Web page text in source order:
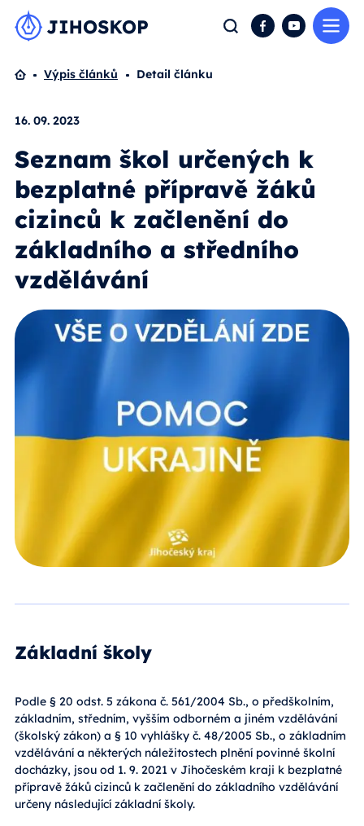
Hledat FacebookYouTube
Domů
Výpis článků Detail článku
16. 09. 2023
Seznam škol určených k
bezplatné přípravě žáků
cizinců k začlenění do
základního a středního
vzdělávání
Základní školy
Podle § 20 odst. 5 zákona č. 561/2004 Sb., o předškolním,
základním, středním, vyšším odborném a jiném vzdělávání
(školský zákon) a § 10 vyhlášky č. 48/2005 Sb., o základním
vzdělávání a některých náležitostech plnění povinné školní
docházky, jsou od 1. 9. 2021 v Jihočeském kraji k bezplatné
přípravě žáků cizinců k začlenění do základního vzdělávání
určeny následující základní školy.